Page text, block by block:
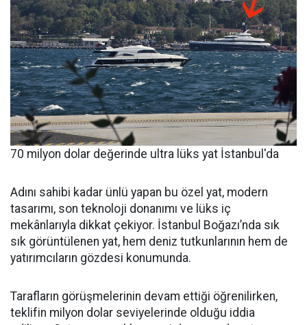
70 milyon dolar değerinde ultra lüks yat İstanbul'da
Adını sahibi kadar ünlü yapan bu özel yat, modern
tasarımı, son teknoloji donanımı ve lüks iç
mekânlarıyla dikkat çekiyor. İstanbul Boğazı’nda sık
sık görüntülenen yat, hem deniz tutkunlarının hem de
yatırımcıların gözdesi konumunda.
Tarafların görüşmelerinin devam ettiği öğrenilirken,
teklifin milyon dolar seviyelerinde olduğu iddia